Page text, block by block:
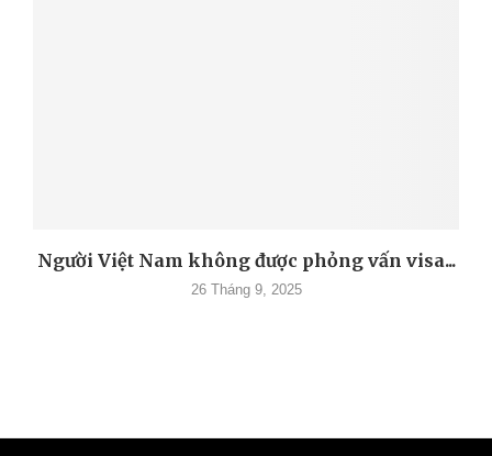
Người Việt Nam không được phỏng vấn visa...
26 Tháng 9, 2025